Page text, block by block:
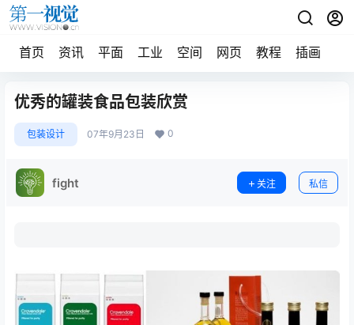
首页 资讯 平面 工业 空间 网页 教程 插画
优秀的罐装食品包装欣赏
包装设计 07年9月23日 0
fight 关注 私信